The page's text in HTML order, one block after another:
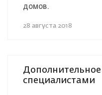
домов.
28 августа 2018
специалистами